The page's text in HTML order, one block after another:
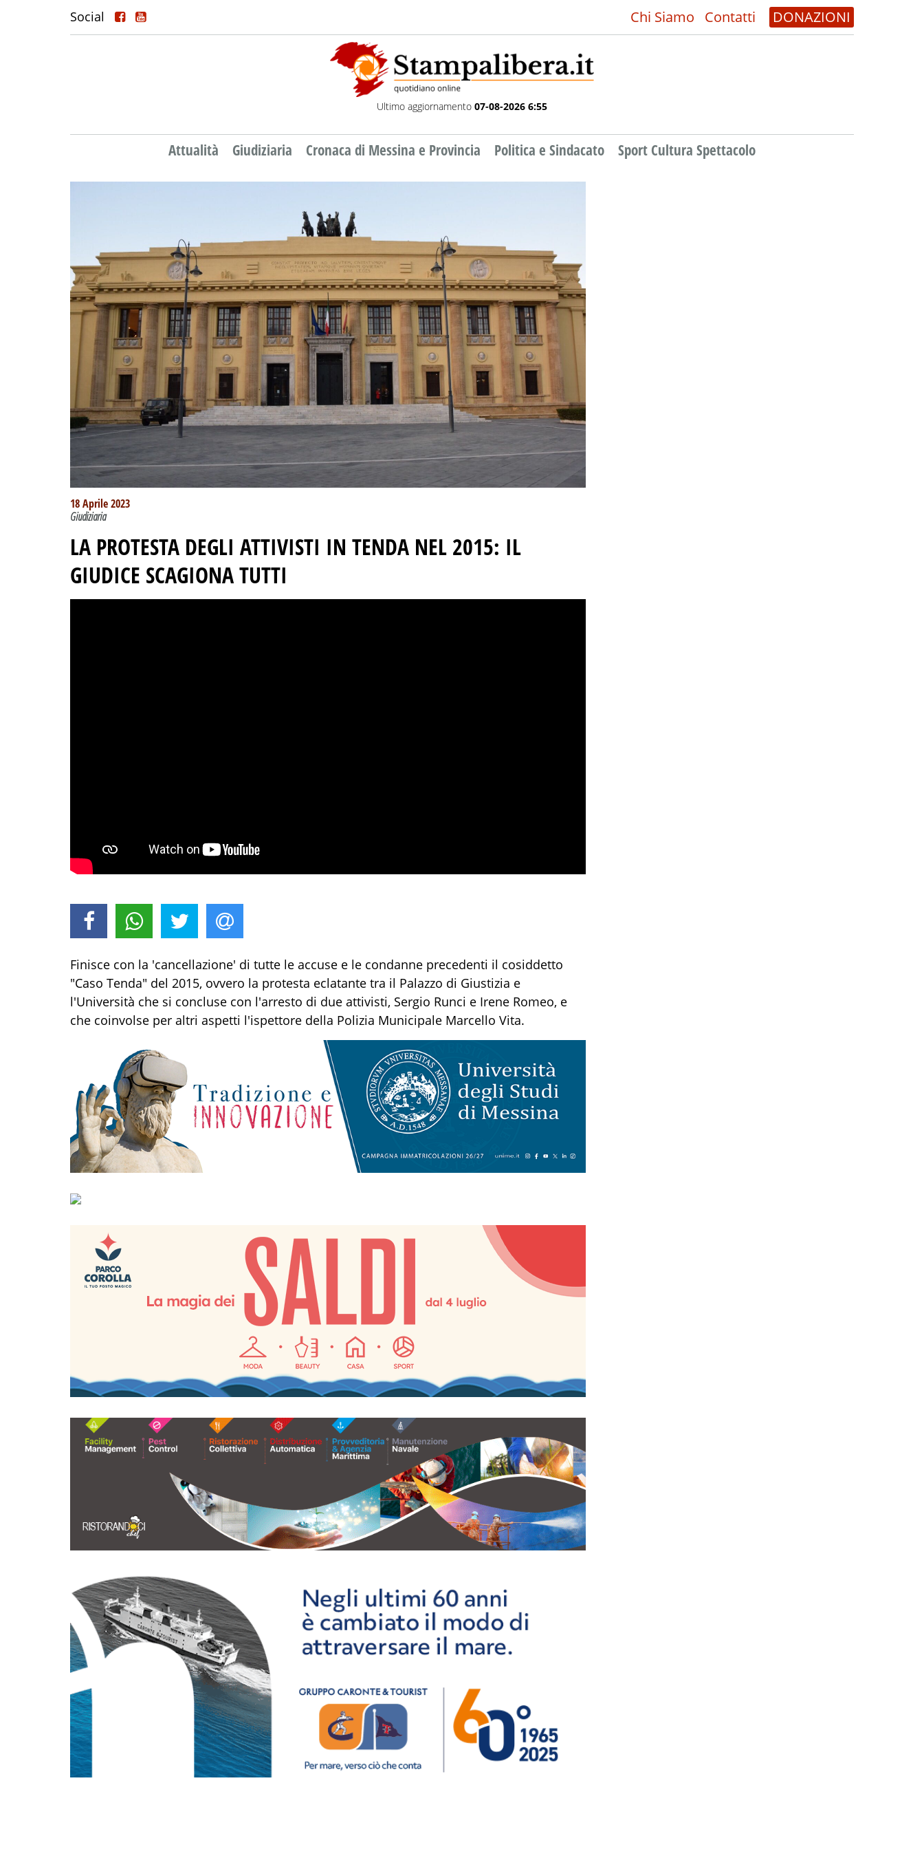
Social Chi Siamo Contatti DONAZIONI
Ultimo aggiornamento 07-08-2026 6:55
Attualità Giudiziaria Cronaca di Messina e Provincia Politica e Sindacato Sport Cultura Spettacolo
18 Aprile 2023
Giudiziaria
LA PROTESTA DEGLI ATTIVISTI IN TENDA NEL 2015: IL
GIUDICE SCAGIONA TUTTI
Finisce con la 'cancellazione' di tutte le accuse e le condanne precedenti il cosiddetto
"Caso Tenda" del 2015, ovvero la protesta eclatante tra il Palazzo di Giustizia e
l'Università che si concluse con l'arresto di due attivisti, Sergio Runci e Irene Romeo, e
che coinvolse per altri aspetti l'ispettore della Polizia Municipale Marcello Vita.